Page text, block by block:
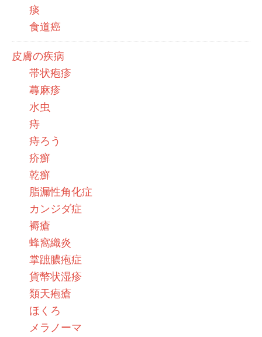
痰
食道癌
皮膚の疾病
帯状疱疹
蕁麻疹
水虫
痔
痔ろう
疥癬
乾癬
脂漏性角化症
カンジダ症
褥瘡
蜂窩織炎
掌蹠膿疱症
貨幣状湿疹
類天疱瘡
ほくろ
メラノーマ